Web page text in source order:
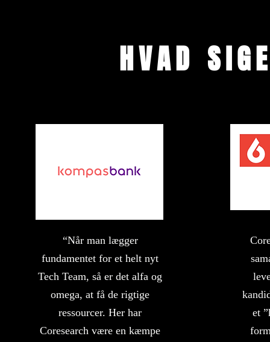
HVAD
“Når man lægger
fundamentet for et helt nyt
Tech Team, så er det alfa og
omega, at få de rigtige
ressourcer. Her har
Coresearch være en kæmpe
et